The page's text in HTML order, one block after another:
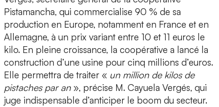
Pistamancha, qui commercialise 90 % de sa
production en Europe, notamment en France et en
Allemagne, à un prix variant entre 10 et 11 euros le
kilo. En pleine croissance, la coopérative a lancé la
construction d’une usine pour cinq millions d’euros.
Elle permettra de traiter « un million de kilos de
pistaches par an », précise M. Cayuela Vergés, qui
juge indispensable d’anticiper le boom du secteur.